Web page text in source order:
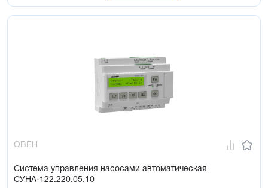
ОВЕН
Система управления насосами автоматическая
СУНА-122.220.05.10